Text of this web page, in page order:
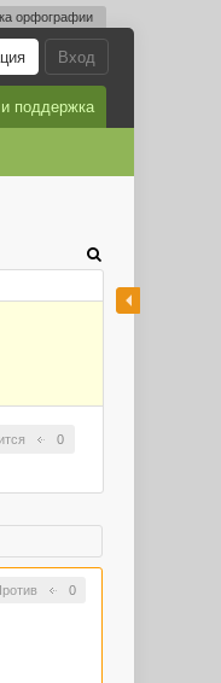
орфографии
Вход
поддержка
0
0